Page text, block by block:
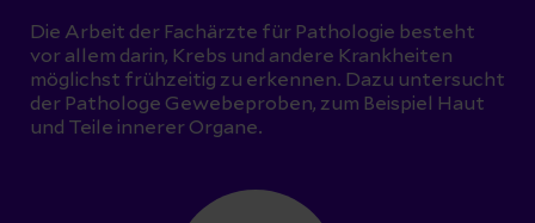
Die Arbeit der Fachärzte für Pathologie besteht
vor allem darin, Krebs und andere Krankheiten
möglichst frühzeitig zu erkennen. Dazu untersucht
der Pathologe Gewebeproben, zum Beispiel Haut
und Teile innerer Organe.